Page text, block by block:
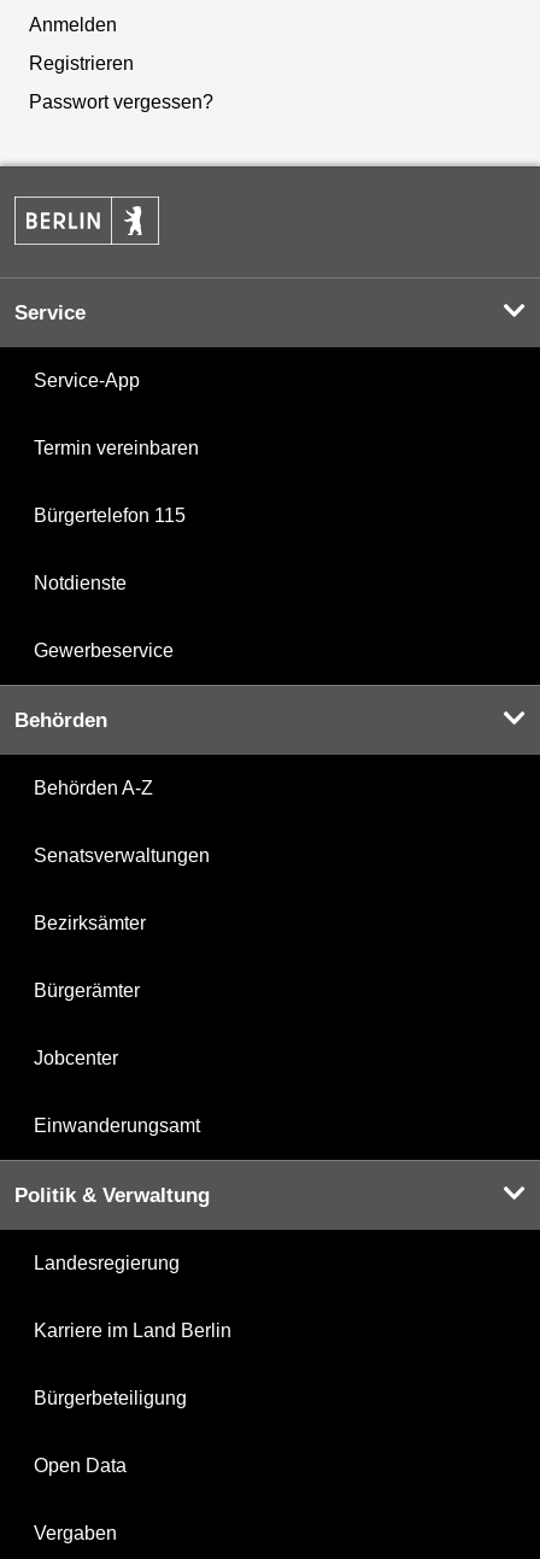
Anmelden
Registrieren
Passwort vergessen?
Service
Service-App
Termin vereinbaren
Bürgertelefon 115
Notdienste
Gewerbeservice
Behörden
Behörden A-Z
Senatsverwaltungen
Bezirksämter
Bürgerämter
Jobcenter
Einwanderungsamt
Politik & Verwaltung
Landesregierung
Karriere im Land Berlin
Bürgerbeteiligung
Open Data
Vergaben